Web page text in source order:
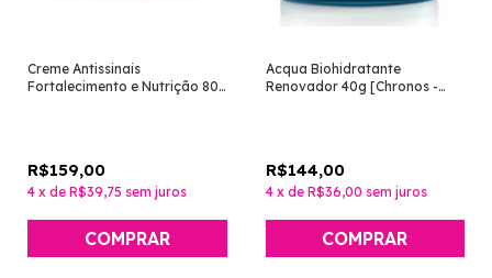
Creme Antissinais
Fortalecimento e Nutrição 80+
R$159,00
4 x de R$39,75 sem juros
Acqua Biohidratante
Renovador 40g [Chronos -
R$144,00
4 x de R$36,00 sem juros
COMPRAR